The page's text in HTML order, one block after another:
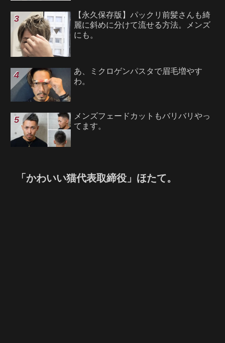
【永久保存版】パックリ前髪さんも綺
麗に斜めに分けて流せる方法。メンズ
にも。
あ、ミクロゲンパスタで眉毛増やす
わ。
メンズフェードカットもバリバリやっ
てます。
「かわいい猫代表取締役」ほたて。